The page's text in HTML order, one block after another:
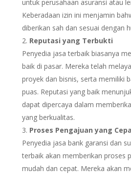
untuk perusahaan asuransi atau
Keberadaan izin ini menjamin
diberikan sah dan sesuai dengan
Reputasi yang Terbukti
Penyedia jasa terbaik biasanya
baik di pasar. Mereka telah
proyek dan bisnis, serta memiliki
puas. Reputasi yang baik
dapat dipercaya dalam
yang berkualitas.
Proses Pengajuan yang
Penyedia jasa bank garansi dan
terbaik akan memberikan proses
mudah dan cepat. Mereka akan